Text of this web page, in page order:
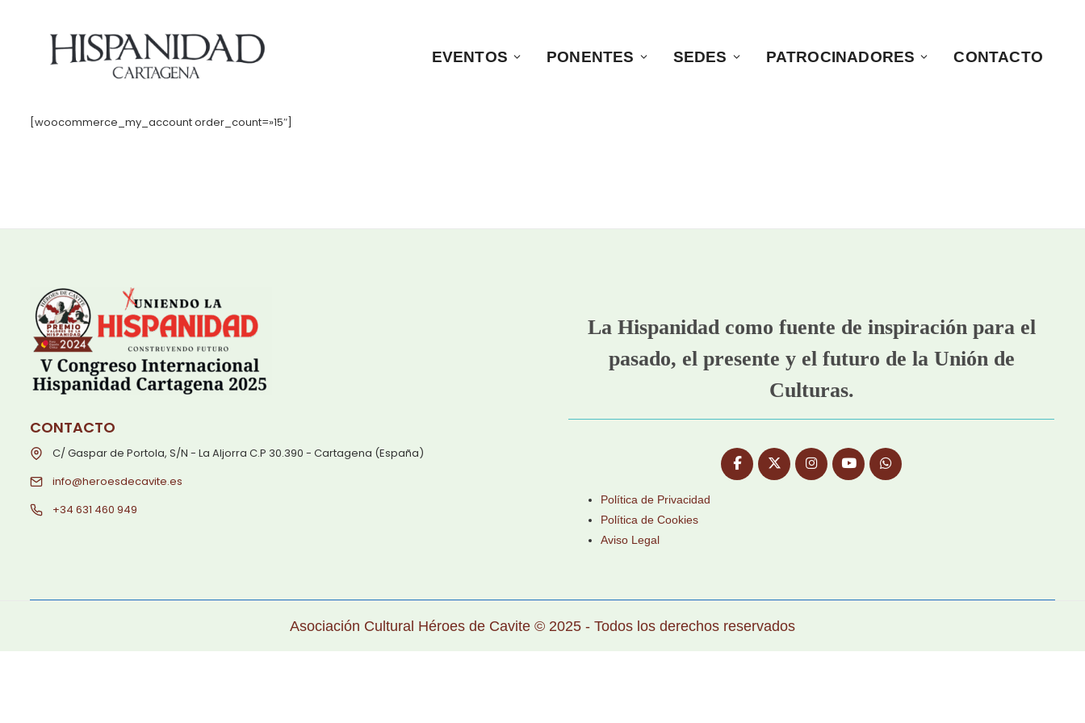
EVENTOS PONENTES SEDES PATROCINADORES CONTACTO
[woocommerce_my_account order_count=»15″]
CONTACTO
C/ Gaspar de Portola, S/N - La Aljorra C.P 30.390 - Cartagena (España)
info@heroesdecavite.es
+34 631 460 949
La Hispanidad como fuente de inspiración para el
pasado, el presente y el futuro de la Unión de
Culturas.
Política de Privacidad
Política de Cookies
Aviso Legal
Asociación Cultural Héroes de Cavite © 2025 - Todos los derechos reservados